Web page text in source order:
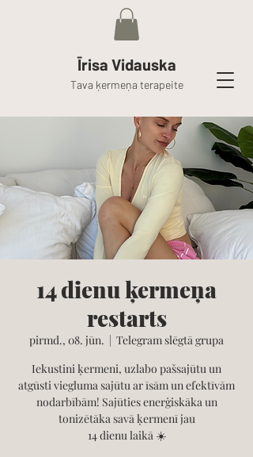
Īrisa Vidauska
Tava ķermeņa terapeite
14 dienu ķermeņa
restarts
pirmd., 08. jūn.
  |
Telegram slēgtā grupa
Iekustini ķermeni, uzlabo pašsajūtu un
atgūsti viegluma sajūtu ar īsām un efektīvām
nodarbībām! Sajūties enerģiskāka un
tonizētāka savā ķermenī jau
14 dienu laikā ☀️